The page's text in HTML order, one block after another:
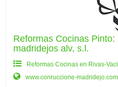
Reformas Cocinas
madridejos alv, s.l.
Reformas Cocinas en Rivas-
www.conruccione-madridejo.com